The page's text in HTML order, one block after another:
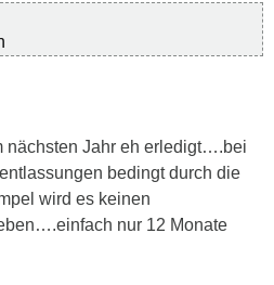
nächsten Jahr eh erledigt….bei
bedingt durch die
wird es keinen
nur 12 Monate